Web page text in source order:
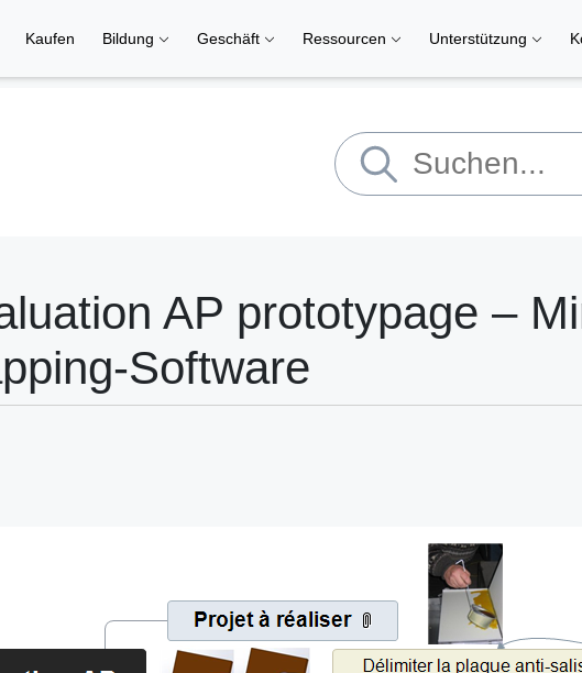
Kaufen Bildung Geschäft Ressourcen Unterstützung
AP prototypage –
Software